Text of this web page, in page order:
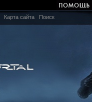
Карта сайта Поиск